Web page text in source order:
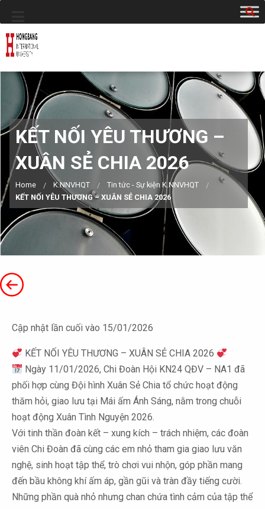
KẾT NỐI YÊU THƯƠNG –
XUÂN SẺ CHIA 2026
Home K.NNVHQT
Tin tức - Sự kiện K.NNVHQT
KẾT NỐI YÊU THƯƠNG – XUÂN SẺ CHIA 2026
Cập nhật lần cuối vào 15/01/2026
KẾT NỐI YÊU THƯƠNG – XUÂN SẺ CHIA 2026
Ngày 11/01/2026, Chi Đoàn Hội KN24 QĐV – NA1 đã
phối hợp cùng Đội hình Xuân Sẻ Chia tổ chức hoạt động
thăm hỏi, giao lưu tại Mái ấm Ánh Sáng, nằm trong chuỗi
hoạt động Xuân Tình Nguyện 2026.
Với tinh thần đoàn kết – xung kích – trách nhiệm, các đoàn
viên Chi Đoàn đã cùng các em nhỏ tham gia giao lưu văn
nghệ, sinh hoạt tập thể, trò chơi vui nhộn, góp phần mang
đến bầu không khí ấm áp, gần gũi và tràn đầy tiếng cười.
Những phần quà nhỏ nhưng chan chứa tình cảm của tập thể